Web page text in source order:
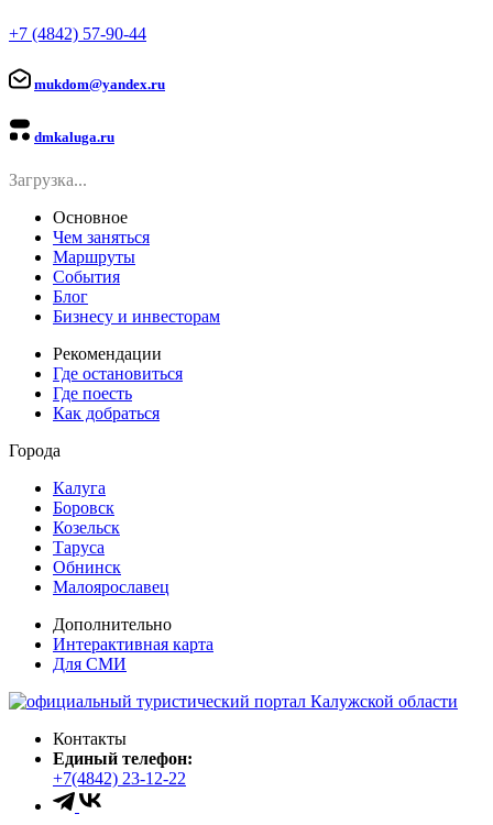
+7 (4842) 57-90-44
mukdom@yandex.ru
dmkaluga.ru
Загрузка...
Основное
Чем заняться
Маршруты
События
Блог
Бизнесу и инвесторам
Рекомендации
Где остановиться
Где поесть
Как добраться
Города
Калуга
Боровск
Козельск
Таруса
Обнинск
Малоярославец
Дополнительно
Интерактивная карта
Для СМИ
Контакты
Единый телефон:
+7(4842) 23-12-22